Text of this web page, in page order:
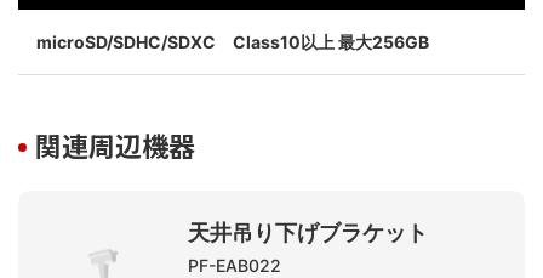
microSD/SDHC/SDXC Class10以上 最大256GB
関連周辺機器
天井吊り下げブラケット
PF-EAB022